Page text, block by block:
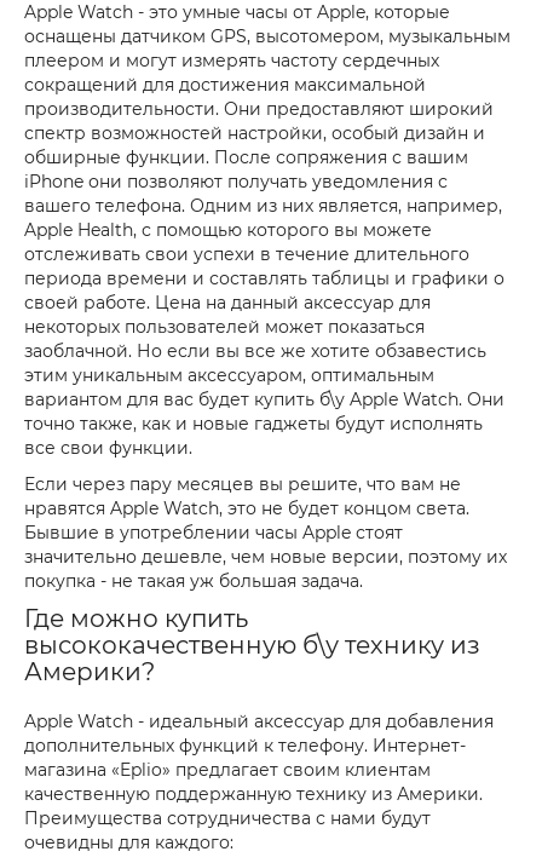
Apple Watch - это умные часы от Apple, которые
оснащены датчиком GPS, высотомером, музыкальным
плеером и могут измерять частоту сердечных
сокращений для достижения максимальной
производительности. Они предоставляют широкий
спектр возможностей настройки, особый дизайн и
обширные функции. После сопряжения с вашим
iPhone они позволяют получать уведомления с
вашего телефона. Одним из них является, например,
Apple Health, с помощью которого вы можете
отслеживать свои успехи в течение длительного
периода времени и составлять таблицы и графики о
своей работе. Цена на данный аксессуар для
некоторых пользователей может показаться
заоблачной. Но если вы все же хотите обзавестись
этим уникальным аксессуаром, оптимальным
вариантом для вас будет купить б\у Apple Watch. Они
точно также, как и новые гаджеты будут исполнять
все свои функции.
Если через пару месяцев вы решите, что вам не
нравятся Apple Watch, это не будет концом света.
Бывшие в употреблении часы Apple стоят
значительно дешевле, чем новые версии, поэтому их
покупка - не такая уж большая задача.
Где можно купить
высококачественную б\у технику из
Америки?
Apple Watch - идеальный аксессуар для добавления
дополнительных функций к телефону. Интернет-
магазина «Eplio» предлагает своим клиентам
качественную поддержанную технику из Америки.
Преимущества сотрудничества с нами будут
очевидны для каждого: